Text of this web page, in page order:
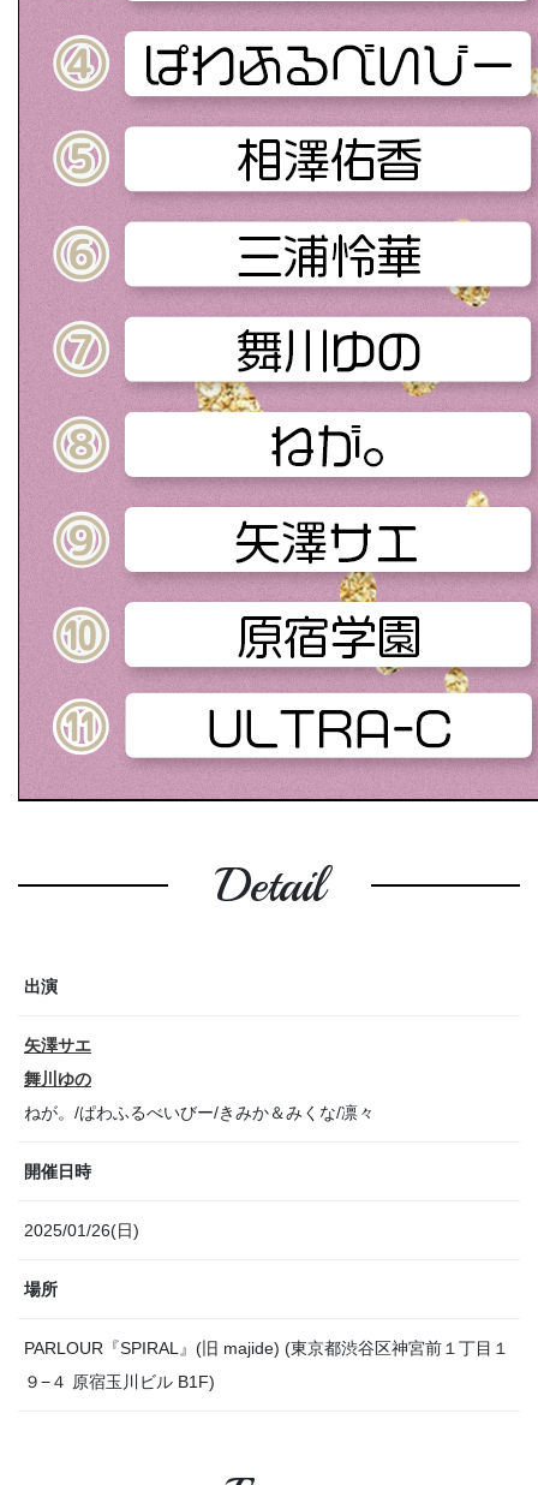
Detail
出演
矢澤サエ
舞川ゆの
ねが。/ぱわふるべいびー/きみか＆みくな/凛々
開催日時
2025/01/26(日)
場所
PARLOUR『SPIRAL』(旧 majide) (東京都渋谷区神宮前１丁目１
９−４ 原宿玉川ビル B1F)